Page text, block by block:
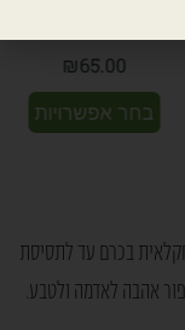
₪65.00
בחר אפשרויות
בכרם עד לתסיסת